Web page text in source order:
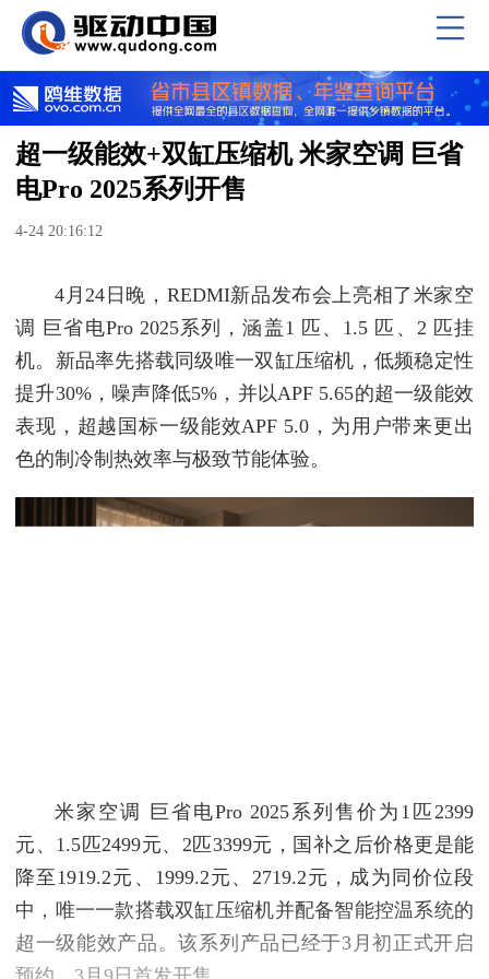
超一级能效+双缸压缩机 米家空调 巨省
电Pro 2025系列开售
4-24 20:16:12
4月24日晚，REDMI新品发布会上亮相了米家空
调 巨省电Pro 2025系列，涵盖1 匹、1.5 匹、2 匹挂
机。新品率先搭载同级唯一双缸压缩机，低频稳定性
提升30%，噪声降低5%，并以APF 5.65的超一级能效
表现，超越国标一级能效APF 5.0，为用户带来更出
色的制冷制热效率与极致节能体验。
米家空调 巨省电Pro 2025系列售价为1匹2399
元、1.5匹2499元、2匹3399元，国补之后价格更是能
降至1919.2元、1999.2元、2719.2元，成为同价位段
中，唯一一款搭载双缸压缩机并配备智能控温系统的
超一级能效产品。该系列产品已经于3月初正式开启